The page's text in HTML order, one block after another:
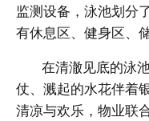
监测设备，泳池划分
有休息区、健身区、
在清澈见底的泳
仗、溅起的水花伴着
清凉与欢乐，物业联